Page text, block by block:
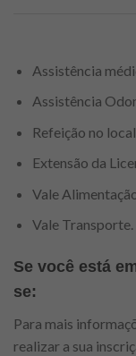
Assistência
Assistência
Refeição no
Extensão da
Vale
Vale Transporte.
Se você está
se:
Para mais
realizar a sua